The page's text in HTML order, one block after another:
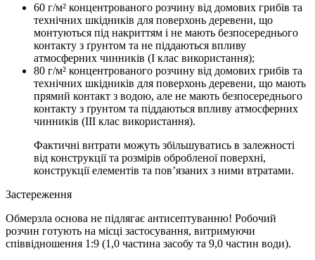
60 г/м² концентрованого розчину від домових грибів та
технічних шкідників для поверхонь деревени, що
монтуються під накриттям і не мають безпосереднього
контакту з ґрунтом та не піддаються впливу
атмосферних чинників (І клас використання);
80 г/м² концентрованого розчину від домових грибів та
технічних шкідників для поверхонь деревени, що мають
прямий контакт з водою, але не мають безпосереднього
контакту з ґрунтом та піддаються впливу атмосферних
чинників (ІІІ клас використання).
Фактичні витрати можуть збільшуватись в залежності
від конструкції та розмірів обробленої поверхні,
конструкції елементів та пов’язаних з ними втратами.
Застереження
Обмерзла основа не підлягає антисептуванню! Робочий
розчин готують на місці застосування, витримуючи
співвідношення 1:9 (1,0 частина засобу та 9,0 частин води).